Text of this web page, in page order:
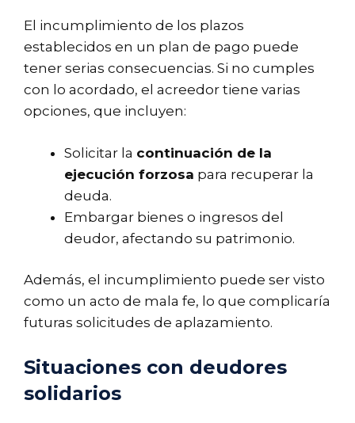
El incumplimiento de los plazos
establecidos en un plan de pago puede
tener serias consecuencias. Si no cumples
con lo acordado, el acreedor tiene varias
opciones, que incluyen:
Solicitar la continuación de la
ejecución forzosa para recuperar la
deuda.
Embargar bienes o ingresos del
deudor, afectando su patrimonio.
Además, el incumplimiento puede ser visto
como un acto de mala fe, lo que complicaría
futuras solicitudes de aplazamiento.
Situaciones con deudores
solidarios